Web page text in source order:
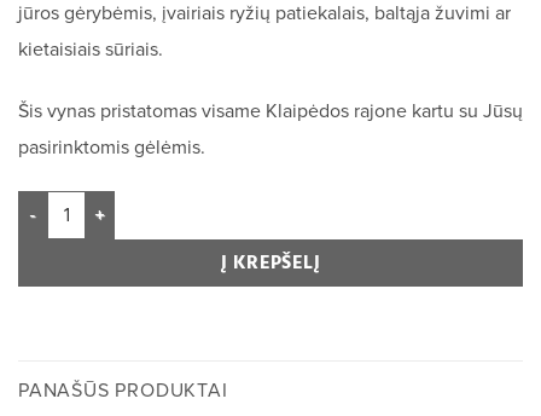
jūros gėrybėmis, įvairiais ryžių patiekalais, baltąja žuvimi ar
kietaisiais sūriais.
Šis vynas pristatomas visame Klaipėdos rajone kartu su Jūsų
pasirinktomis gėlėmis.
Į KREPŠELĮ
PANAŠŪS PRODUKTAI